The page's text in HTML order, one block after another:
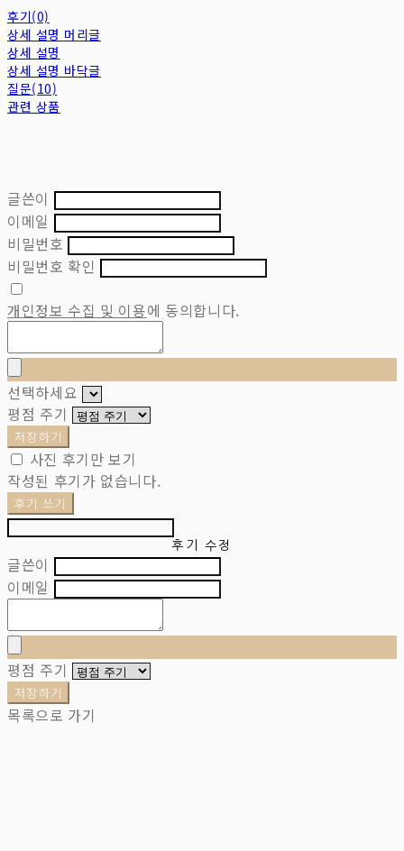
후기(0)
상세 설명 머리글
상세 설명
상세 설명 바닥글
질문(10)
관련 상품
글쓴이
이메일
비밀번호
비밀번호 확인
개인정보 수집 및 이용에 동의합니다.
선택하세요
평점 주기
저장하기
사진 후기만 보기
작성된 후기가 없습니다.
후기 쓰기
후기 수정
글쓴이
이메일
평점 주기
저장하기
목록으로 가기